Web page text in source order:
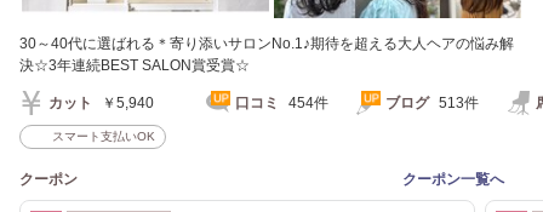
30～40代に選ばれる＊寄り添いサロンNo.1♪期待を超える大人ヘアの悩み解
決☆3年連続BEST SALON賞受賞☆
カット ￥5,940 口コミ 454件 ブログ 513件
スマート支払いOK
クーポン クーポン一覧へ